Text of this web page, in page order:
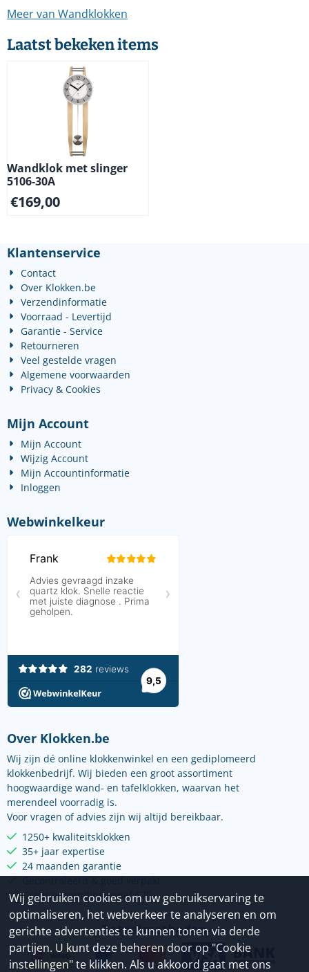
Meer van Wandklokken
Laatst bekeken items
Wandklok met slinger
5106-30A
€169,00
Klantenservice
Contact
Over Klokken.be
Verzendinformatie
Voorraad - Levertijd
Garantie - Service
Retourneren
Veel gestelde vragen
Algemene voorwaarden
Privacy & Cookies
Mijn Account
Mijn Account
Wijzig Account
Mijn Accountinformatie
Inloggen
Webwinkelkeur
Over Klokken.be
Wij zijn dé online klokkenwinkel en een gediplomeerd
klokkenbedrijf. Wij bieden een groot assortiment
hoogwaardige wand- en tafelklokken, waarvan het
merendeel voorradig is.
Voor vragen of advies zijn wij altijd bereikbaar.
1250+ kwaliteitsklokken
35+ jaar expertise
24 maanden garantie
Gecontroleerd & goed verpakt
Gratis verzending vanaf €75
Betaalmethoden
Wij gebruiken cookies om uw gebruikservaring te
optimaliseren, het webverkeer te analyseren en om
gerichte advertenties te kunnen tonen via derde
partijen. U kunt deze beheren door op "Cookie
instellingen" te klikken. Als u akkoord gaat met ons